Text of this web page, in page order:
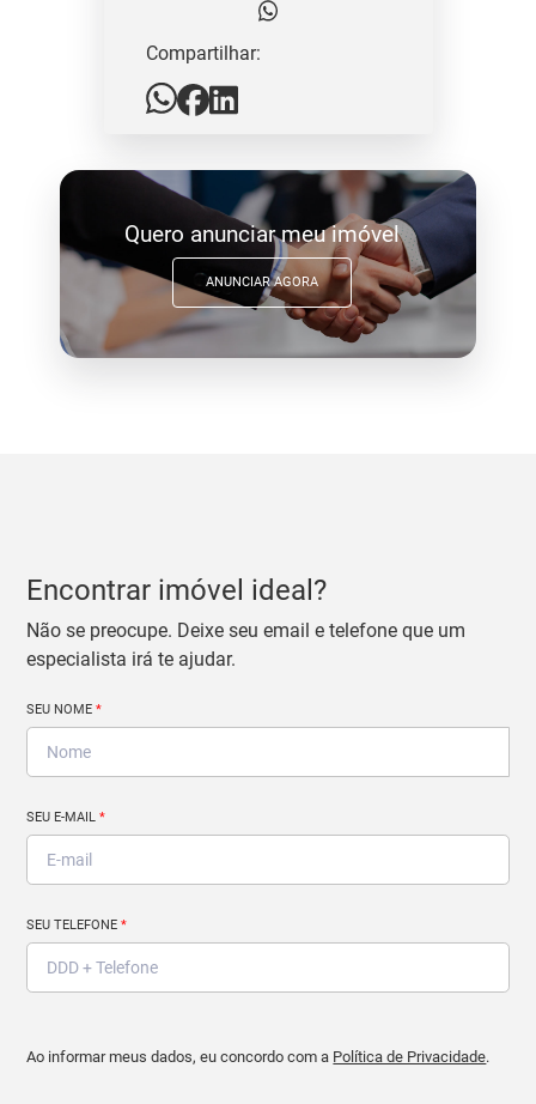
Compartilhar:
Quero anunciar meu imóvel
ANUNCIAR AGORA
Encontrar imóvel ideal?
Não se preocupe. Deixe seu email e telefone que um
especialista irá te ajudar.
SEU NOME*
SEU E-MAIL*
SEU TELEFONE*
Ao informar meus dados, eu concordo com a Política de Privacidade.